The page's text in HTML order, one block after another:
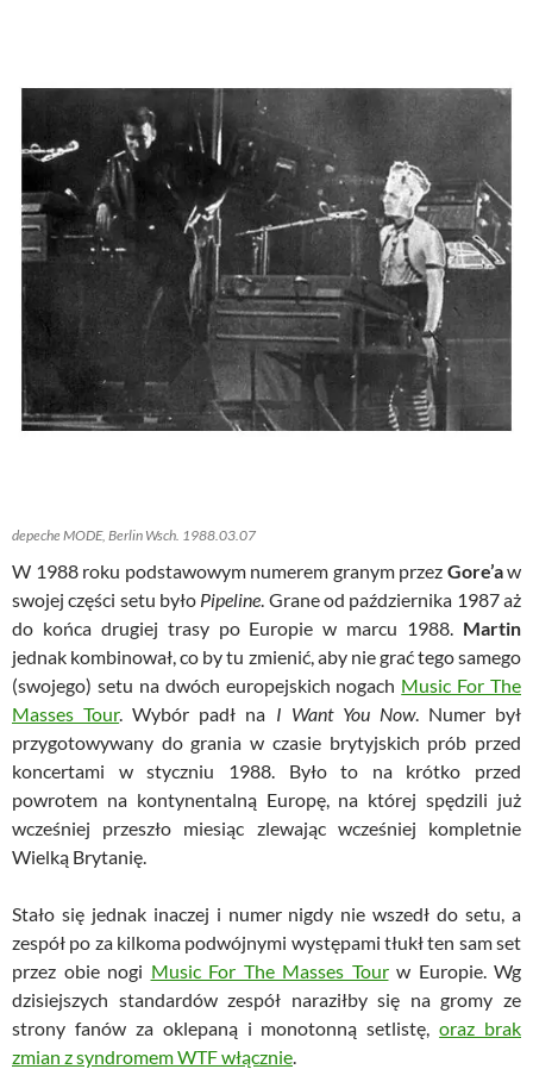
depeche MODE, Berlin Wsch. 1988.03.07
W 1988 roku podstawowym numerem granym przez Gore’aw
swojej części setu było Pipeline. Grane od października 1987 aż
do końca drugiej trasy po Europie w marcu 1988. Martin
jednak kombinował, co by tu zmienić, aby nie grać tego samego
(swojego) setu na dwóch europejskich nogach Music For The
Masses Tour. Wybór padł na I Want You Now. Numer był
przygotowywany do grania w czasie brytyjskich prób przed
koncertami w styczniu 1988. Było to na krótko przed
powrotem na kontynentalną Europę, na której spędzili już
wcześniej przeszło miesiąc zlewając wcześniej kompletnie
Wielką Brytanię.
Stało się jednak inaczej i numer nigdy nie wszedł do setu, a
zespół po za kilkoma podwójnymi występami tłukł ten sam set
przez obie nogi Music For The Masses Tourw Europie. Wg
dzisiejszych standardów zespół naraziłby się na gromy ze
strony fanów za oklepaną i monotonną setlistę,oraz brak
zmian z syndromem WTF włącznie.